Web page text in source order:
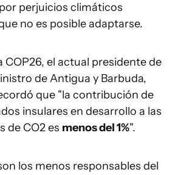
perjuicios climáticos
no es posible adaptarse.
COP26, el actual presidente de
de Antigua y Barbuda,
que "la contribución de
insulares en desarrollo a las
de CO2 es menos del1%".
los menos responsables del